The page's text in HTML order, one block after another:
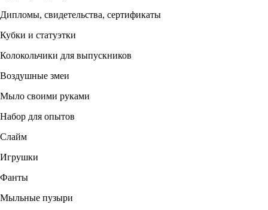
Дипломы, свидетельства, сертификаты
Кубки и статуэтки
Колокольчики для выпускников
Воздушные змеи
Мыло своими руками
Набор для опытов
Слайм
Игрушки
Фанты
Мыльные пузыри